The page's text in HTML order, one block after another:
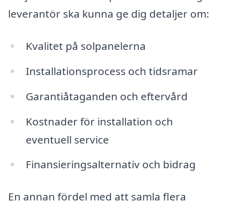
leverantör ska kunna ge dig detaljer om:
Kvalitet på solpanelerna
Installationsprocess och tidsramar
Garantiåtaganden och eftervård
Kostnader för installation och
eventuell service
Finansieringsalternativ och bidrag
En annan fördel med att samla flera